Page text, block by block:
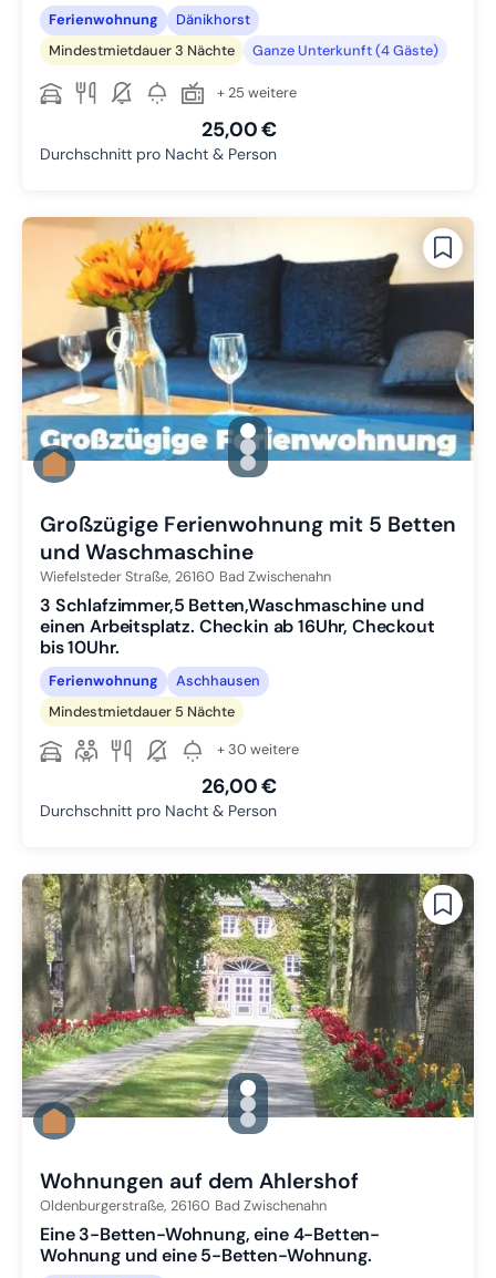
Ferienwohnung
Dänikhorst
Mindestmietdauer 3 Nächte
Ganze Unterkunft (4 Gäste)
+ 25 weitere
25,00 €
Durchschnitt pro Nacht & Person
gallery.slide_selector
Zu Slide 1 wechseln
Zu Slide 2 wechseln
Zu Slide 3 wechseln
Großzügige Ferienwohnung mit 5 Betten
und Waschmaschine
Wiefelsteder Straße, 26160 Bad Zwischenahn
3 Schlafzimmer,5 Betten,Waschmaschine und
einen Arbeitsplatz. Checkin ab 16Uhr, Checkout
bis 10Uhr.
Ferienwohnung
Aschhausen
Mindestmietdauer 5 Nächte
+ 30 weitere
26,00 €
Durchschnitt pro Nacht & Person
gallery.slide_selector
Zu Slide 1 wechseln
Zu Slide 2 wechseln
Zu Slide 3 wechseln
Wohnungen auf dem Ahlershof
Oldenburgerstraße, 26160 Bad Zwischenahn
Eine 3-Betten-Wohnung, eine 4-Betten-
Wohnung und eine 5-Betten-Wohnung.